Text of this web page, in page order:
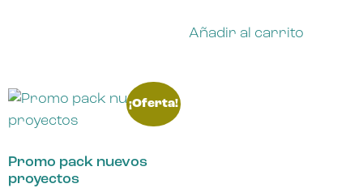
Añadir al carrito
¡Oferta!
Promo pack nuevos
proyectos